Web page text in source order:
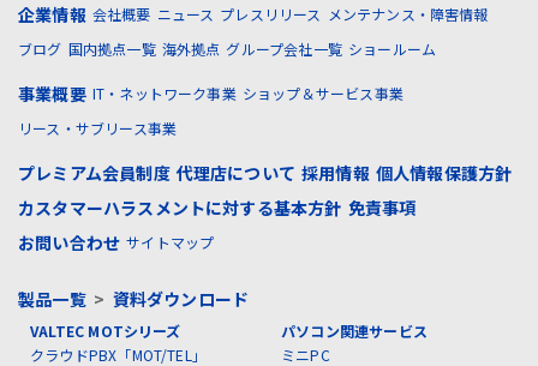
企業情報 会社概要 ニュース プレスリリース
メンテナンス・障害情報
ブログ 国内拠点一覧 海外拠点 グループ会社一覧 ショールーム
事業概要 IT・ネットワーク事業 ショップ＆サービス事業
リース・サブリース事業
プレミアム会員制度 代理店について 採用情報 個人情報保護方針
カスタマーハラスメントに対する基本方針 免責事項
お問い合わせ サイトマップ
製品一覧> 資料ダウンロード
VALTEC MOTシリーズ
クラウドPBX「MOT/TEL」
パソコン関連サービス
ミニPC